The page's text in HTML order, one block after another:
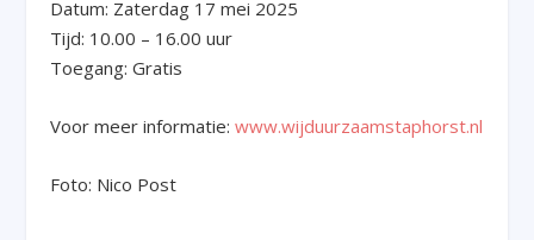
Datum: Zaterdag 17 mei 2025
Tijd: 10.00 – 16.00 uur
Toegang: Gratis
Voor meer informatie:www.wijduurzaamstaphorst.nl
Foto: Nico Post